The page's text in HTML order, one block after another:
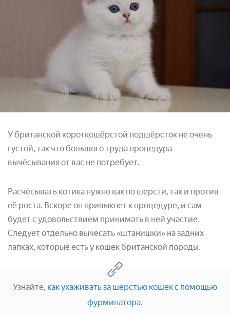
У британской короткошёрстой подшёрсток не очень
густой, так что большого труда процедура
вычёсывания от вас не потребует.
Расчёсывать котика нужно как по шерсти, так и против
её роста. Вскоре он привыкнет к процедуре, и сам
будет с удовольствием принимать в ней участие.
Следует отдельно вычесать «штанишки» на задних
лапках, которые есть у кошек британской породы.
Узнайте, как ухаживать за шерстью кошек с помощью
фурминатора.